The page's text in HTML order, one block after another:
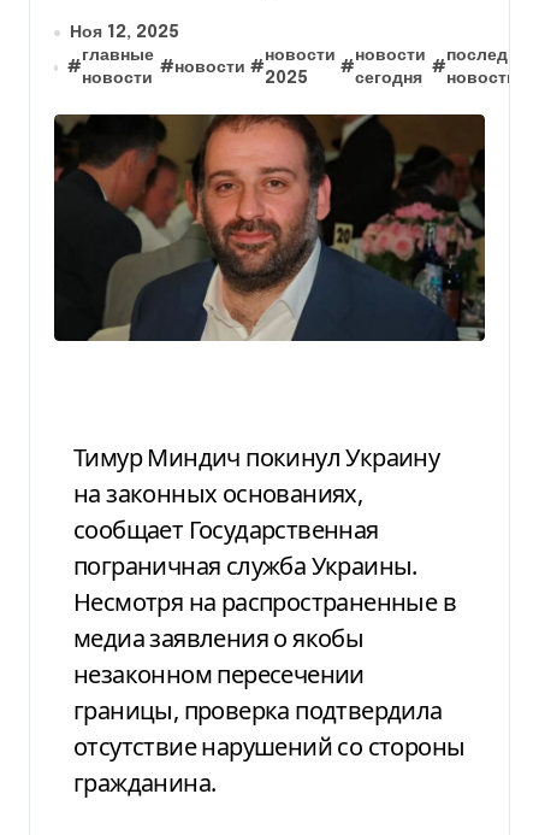
Ноя 12, 2025
#
главные
новости
#новости #
новости
2025
#
новости
сегодня
#
последние
новости
Тимур Миндич покинул Украину
на законных основаниях,
сообщает Государственная
пограничная служба Украины.
Несмотря на распространенные в
медиа заявления о якобы
незаконном пересечении
границы, проверка подтвердила
отсутствие нарушений со стороны
гражданина.